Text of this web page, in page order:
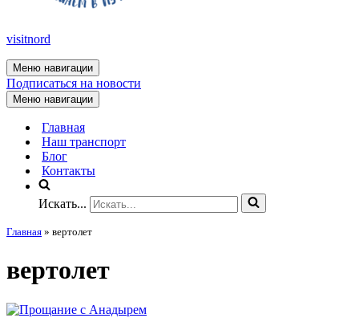
visitnord
Меню навигации
Подписаться на новости
Меню навигации
Главная
Наш транспорт
Блог
Контакты
Искать...
Главная » вертолет
вертолет